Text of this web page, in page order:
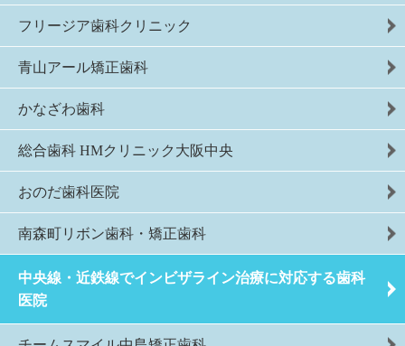
フリージア歯科クリニック
青山アール矯正歯科
かなざわ歯科
総合歯科 HMクリニック大阪中央
おのだ歯科医院
南森町リボン歯科・矯正歯科
中央線・近鉄線でインビザライン治療に対応する歯科
医院